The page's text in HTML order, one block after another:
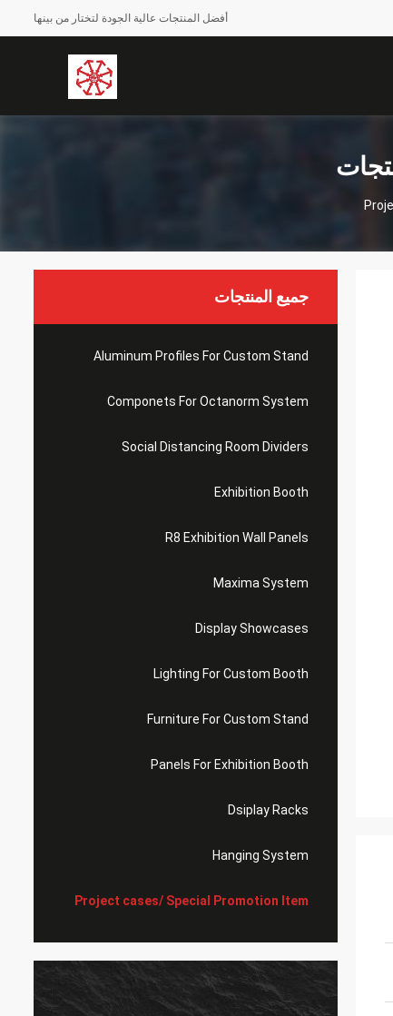
أفضل المنتجات عالية الجودة لتختار من بينها
جميع المنتجات
Aluminum Profiles For Custom Stand
Componets For Octanorm System
Social Distancing Room Dividers
Exhibition Booth
R8 Exhibition Wall Panels
Maxima System
Display Showcases
Lighting For Custom Booth
Furniture For Custom Stand
Panels For Exhibition Booth
Dsiplay Racks
Hanging System
Project cases/ Special Promotion Item